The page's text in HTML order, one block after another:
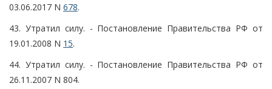
03.06.2017 N 678.
43. Утратил силу. - Постановление Правительства РФ от
19.01.2008 N 15.
44. Утратил силу. - Постановление Правительства РФ от
26.11.2007 N 804.